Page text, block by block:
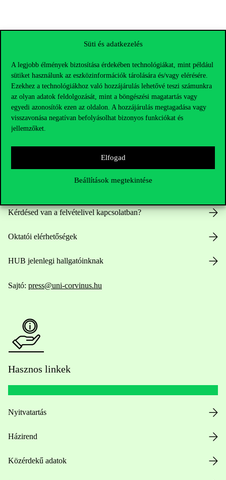
Süti és adatkezelés
A legjobb élmények biztosítása érdekében technológiákat, mint például
sütiket használunk az eszközinformációk tárolására és/vagy elérésére.
Ezekhez a technológiákhoz való hozzájárulás lehetővé teszi számunkra
az olyan adatok feldolgozását, mint a böngészési magatartás vagy
egyedi azonosítók ezen az oldalon. A hozzájárulás megtagadása vagy
visszavonása negatívan befolyásolhat bizonyos funkciókat és
jellemzőket.
Elfogad
Beállítások megtekintése
Elérhetőségek
Kérdésed van a felvételivel kapcsolatban?
Oktatói elérhetőségek
HUB jelenlegi hallgatóinknak
Sajtó: press@uni-corvinus.hu
Hasznos linkek
Nyitvatartás
Házirend
Közérdekű adatok